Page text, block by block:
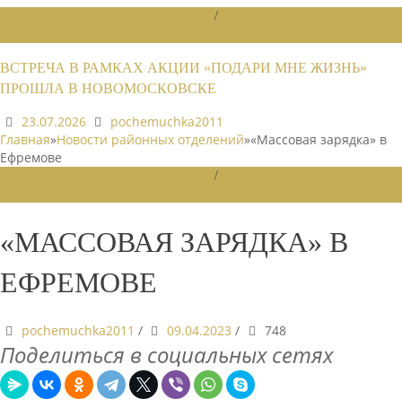
/
ВСТРЕЧА В РАМКАХ АКЦИИ «ПОДАРИ МНЕ ЖИЗНЬ»
ПРОШЛА В НОВОМОСКОВСКЕ
23.07.2026
pochemuchka2011
Главная»Новости районных отделений»«Массовая зарядка» в
Ефремове
/
«МАССОВАЯ ЗАРЯДКА» В
ЕФРЕМОВЕ
pochemuchka2011 / 09.04.2023 / 748
Поделиться в социальных сетях